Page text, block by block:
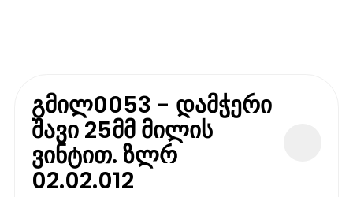
გმილ0053 - დამჭერი
შავი 25მმ მილის
ვინტით. ზლრ
02.02.012